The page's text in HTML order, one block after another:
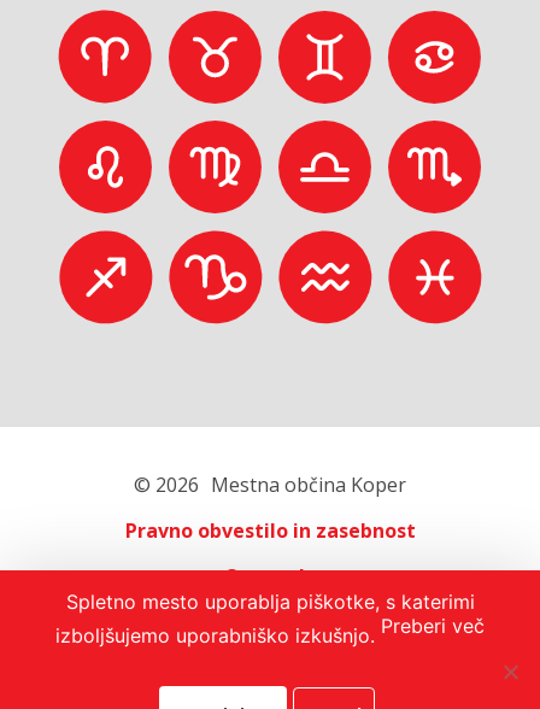
© 2026 Mestna občina Koper
Pravno obvestilo in zasebnost
O portalu
Oglaševanje
Spletno mesto uporablja piškotke, s katerimi
izboljšujemo uporabniško izkušnjo. Preberi več